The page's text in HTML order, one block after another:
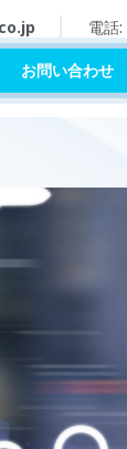
電話:
お問い合わせ